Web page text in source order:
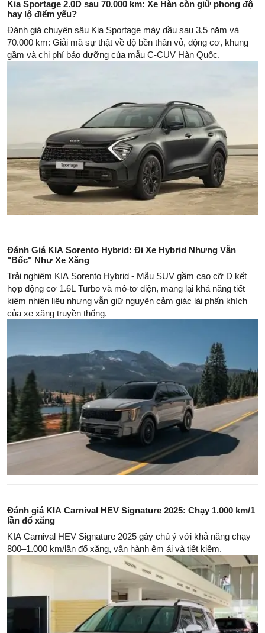
Kia Sportage 2.0D sau 70.000 km: Xe Hàn còn giữ phong độ
hay lộ điểm yếu?
Đánh giá chuyên sâu Kia Sportage máy dầu sau 3,5 năm và
70.000 km: Giải mã sự thật về độ bền thân vỏ, động cơ, khung
gầm và chi phí bảo dưỡng của mẫu C-CUV Hàn Quốc.
Đánh Giá KIA Sorento Hybrid: Đi Xe Hybrid Nhưng Vẫn
"Bốc" Như Xe Xăng
Trải nghiệm KIA Sorento Hybrid - Mẫu SUV gầm cao cỡ D kết
hợp động cơ 1.6L Turbo và mô-tơ điện, mang lại khả năng tiết
kiệm nhiên liệu nhưng vẫn giữ nguyên cảm giác lái phấn khích
của xe xăng truyền thống.
Đánh giá KIA Carnival HEV Signature 2025: Chạy 1.000 km/1
lần đổ xăng
KIA Carnival HEV Signature 2025 gây chú ý với khả năng chạy
800–1.000 km/lần đổ xăng, vận hành êm ái và tiết kiệm.